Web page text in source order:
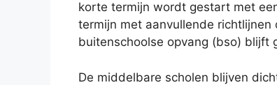
korte termijn wordt gestart met
termijn met aanvullende richtlijnen
buitenschoolse opvang (bso) blijft
De middelbare scholen blijven